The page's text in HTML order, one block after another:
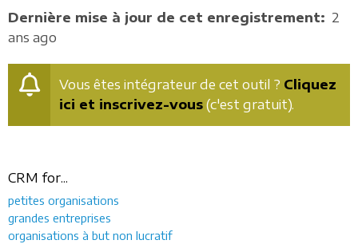
Dernière mise à jour de cet enregistrement
2
ans ago
Vous êtes intégrateur de cet outil ? Cliquez
ici et inscrivez-vous (c'est gratuit).
CRM for...
petites organisations
grandes entreprises
organisations à but non lucratif